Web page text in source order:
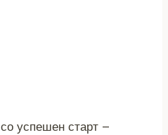
со успешен старт –